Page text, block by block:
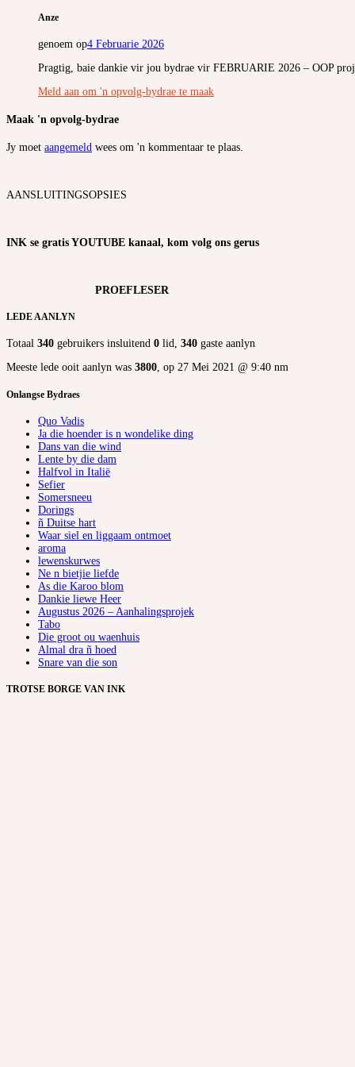
Anze
genoem op4 Februarie 2026
Pragtig, baie dankie vir jou bydrae vir FEBRUARIE 2026 – OOP
Meld aan om 'n opvolg-bydrae te maak
Maak 'n opvolg-bydrae
Jy moet aangemeld wees om 'n kommentaar te plaas.
AANSLUITINGSOPSIES
INK se gratis YOUTUBE kanaal, kom volg ons gerus
PROEFLESER
LEDE AANLYN
Totaal 340 gebruikers insluitend 0 lid, 340 gaste aanlyn
Meeste lede ooit aanlyn was 3800, op 27 Mei 2021 @ 9:40 nm
Onlangse Bydraes
Quo Vadis
Ja die hoender is n wondelike ding
Dans van die wind
Lente by die dam
Halfvol in Italië
Sefier
Somersneeu
Dorings
ñ Duitse hart
Waar siel en liggaam ontmoet
aroma
lewenskurwes
Ne n bietjie liefde
As die Karoo blom
Dankie liewe Heer
Augustus 2026 – Aanhalingsprojek
Tabo
Die groot ou waenhuis
Almal dra ñ hoed
Snare van die son
TROTSE BORGE VAN INK